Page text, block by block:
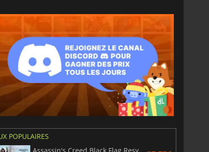
les plus petits du marché. Ils sont très
un petit espace où un écran plus grand ne pourrait
également d’être les plus accessibles du
cm, ce qui signifie qu’avec un format 16/9, cela
et 23,7 cm de hauteur, soit995,2 cm².
POPULAIRES